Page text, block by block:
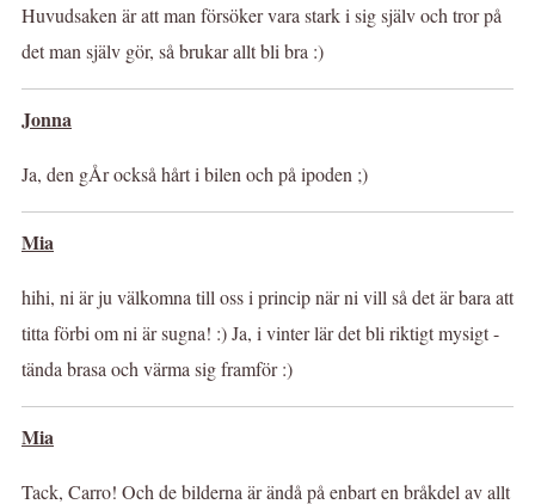
Huvudsaken är att man försöker vara stark i sig själv och tror på
det man själv gör, så brukar allt bli bra :)
Jonna
Ja, den gÅr också hårt i bilen och på ipoden ;)
Mia
hihi, ni är ju välkomna till oss i princip när ni vill så det är bara att
titta förbi om ni är sugna! :) Ja, i vinter lär det bli riktigt mysigt -
tända brasa och värma sig framför :)
Mia
Tack, Carro! Och de bilderna är ändå på enbart en bråkdel av allt